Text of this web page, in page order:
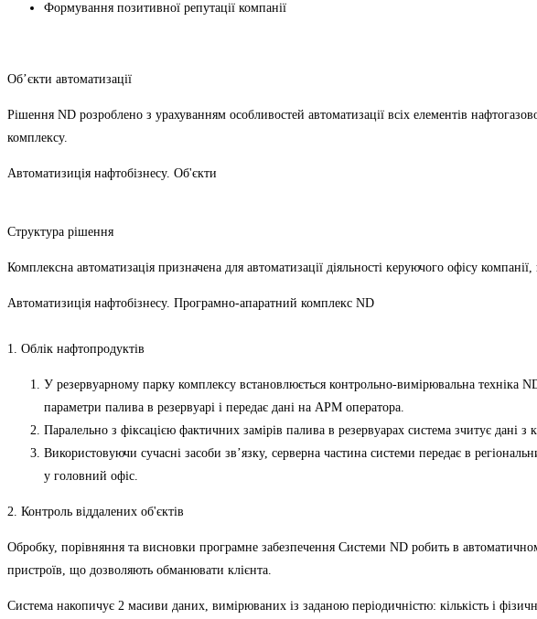
Формування позитивної репутації компанії
Об’єкти автоматизації
Рішення ND розроблено з урахуванням особливостей автоматизації всіх елементів
комплексу.
Автоматизиція нафтобізнесу. Об'єкти
Структура рішення
Комплексна автоматизація призначена для автоматизації діяльності керуючого офісу
Автоматизиція нафтобізнесу. Програмно-апаратний комплекс ND
1. Облік нафтопродуктів
У резервуарному парку комплексу встановлюється контрольно-вимірювальна
параметри палива в резервуарі і передає дані на АРМ оператора.
Паралельно з фіксацією фактичних замірів палива в резервуарах система зчитує дані з
Використовуючи сучасні засоби зв’язку, серверна частина системи передає в
у головний офіс.
2. Контроль віддалених об'єктів
Обробку, порівняння та висновки програмне забезпечення Системи ND робить в
пристроїв, що дозволяють обманювати клієнта.
Система накопичує 2 масиви даних, вимірюваних із заданою періодичністю: кількість і